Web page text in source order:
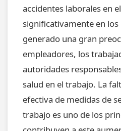
accidentes laborales en
significativamente en
generado una gran
empleadores, los
autoridades
salud en el trabajo. La
efectiva de medidas de
trabajo es uno de los